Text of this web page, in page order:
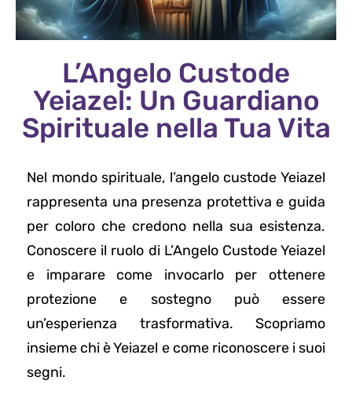
L’Angelo Custode
Yeiazel: Un Guardiano
Spirituale nella Tua Vita
Nel mondo spirituale, l’angelo custode Yeiazel
rappresenta una presenza protettiva e guida
per coloro che credono nella sua esistenza.
Conoscere il ruolo di L’Angelo Custode Yeiazel
e imparare come invocarlo per ottenere
protezione e sostegno può essere
un’esperienza trasformativa. Scopriamo
insieme chi è Yeiazel e come riconoscere i suoi
segni.